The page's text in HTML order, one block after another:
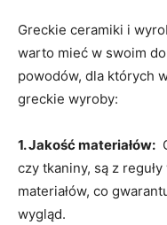
Greckie ceramiki i‍
warto mieć ‍w⁤ swoim
powodów, dla których
greckie wyroby:
1. Jakość ⁤materiałów:
czy tkaniny,⁢ są z
⁣materiałów, co⁤
wygląd.